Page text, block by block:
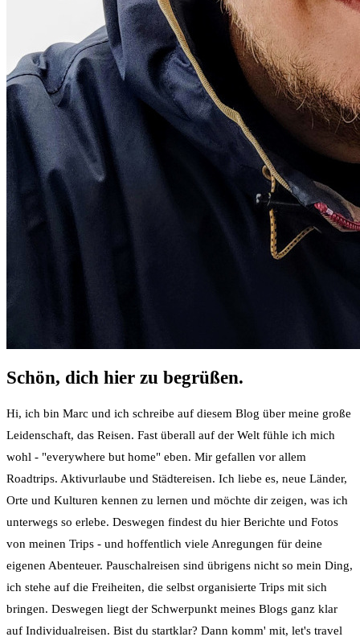
Schön, dich hier zu begrüßen.
Hi, ich bin Marc und ich schreibe auf diesem Blog über meine große
Leidenschaft, das Reisen. Fast überall auf der Welt fühle ich mich
wohl - "everywhere but home" eben. Mir gefallen vor allem
Roadtrips. Aktivurlaube und Städtereisen. Ich liebe es, neue Länder,
Orte und Kulturen kennen zu lernen und möchte dir zeigen, was ich
unterwegs so erlebe. Deswegen findest du hier Berichte und Fotos
von meinen Trips - und hoffentlich viele Anregungen für deine
eigenen Abenteuer. Pauschalreisen sind übrigens nicht so mein Ding,
ich stehe auf die Freiheiten, die selbst organisierte Trips mit sich
bringen. Deswegen liegt der Schwerpunkt meines Blogs ganz klar
auf Individualreisen. Bist du startklar? Dann komm' mit, let's travel